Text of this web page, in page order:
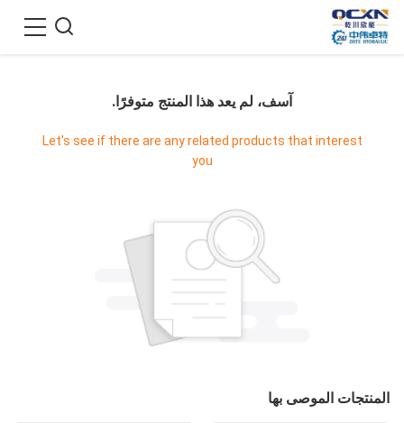
آسف، لم يعد هذا المنتج متوفرًا.
Let's see if there are any related products that interest
you
المنتجات الموصى بها